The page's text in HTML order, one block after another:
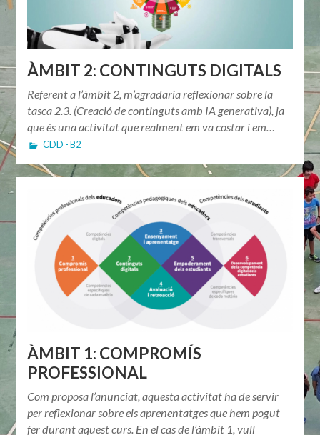
ÀMBIT 2: CONTINGUTS DIGITALS
Referent a l’àmbit 2, m’agradaria reflexionar sobre la
tasca 2.3. (Creació de continguts amb IA generativa), ja
que és una activitat que realment em va costar i em…
CDD - B2
ÀMBIT 1: COMPROMÍS
PROFESSIONAL
Com proposa l’anunciat, aquesta activitat ha de servir
per reflexionar sobre els aprenentatges que hem pogut
fer durant aquest curs. En el cas de l’àmbit 1, vull